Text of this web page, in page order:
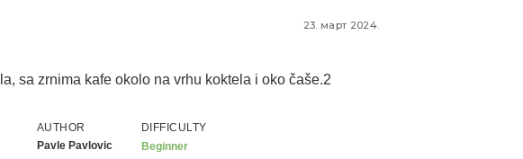
23. март 2024.
AUTHOR
Pavle Pavlovic
DIFFICULTY
Beginner